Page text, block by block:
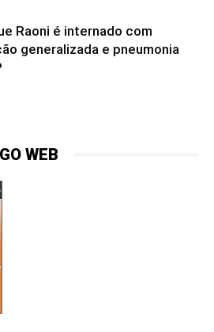
Raoni é internado com
generalizada e pneumonia
WEB